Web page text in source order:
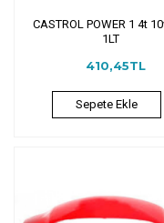
CASTROL POWER 1 4t
1LT
410,45TL
Sepete Ekle